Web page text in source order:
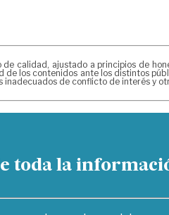
de calidad, ajustado a principios de
los contenidos ante los distintos
de conflicto de interés y
toda la